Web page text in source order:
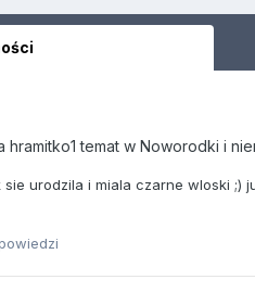
hramitko1 temat w Noworodki i
urodzila i miala czarne wloski ;)